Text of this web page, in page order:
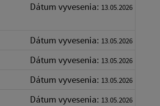
Dátum vyvesenia: 13.05.2026
Dátum vyvesenia: 13.05.2026
Dátum vyvesenia: 13.05.2026
Dátum vyvesenia: 13.05.2026
Dátum vyvesenia: 13.05.2026